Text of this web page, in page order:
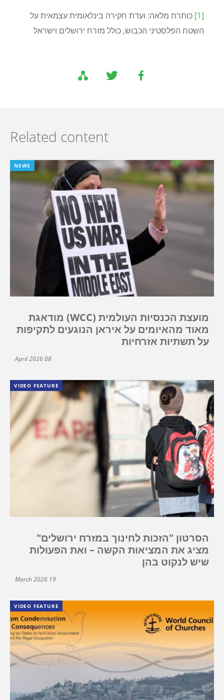
[1]
כותרת מלאה: ועדת חקירה בינלאומית עצמאית על
השטח הפלסטיני הכבוש, כולל מזרח ירושלים וישראל
Related content
NEWS
מועצת הכנסיות העולמית (WCC) מודאגת
מאוד מהאיומים על איראן הנוגעים לתקיפות
על תשתיות אזרחיות
08 April 2026
VIDEO FEATURE
הסרטון "הזכות לחינוך במזרח ירושלים"
מציג את המציאות הקשה – ואת הפעולות
שיש לנקוט בהן
19 March 2026
VIDEO FEATURE